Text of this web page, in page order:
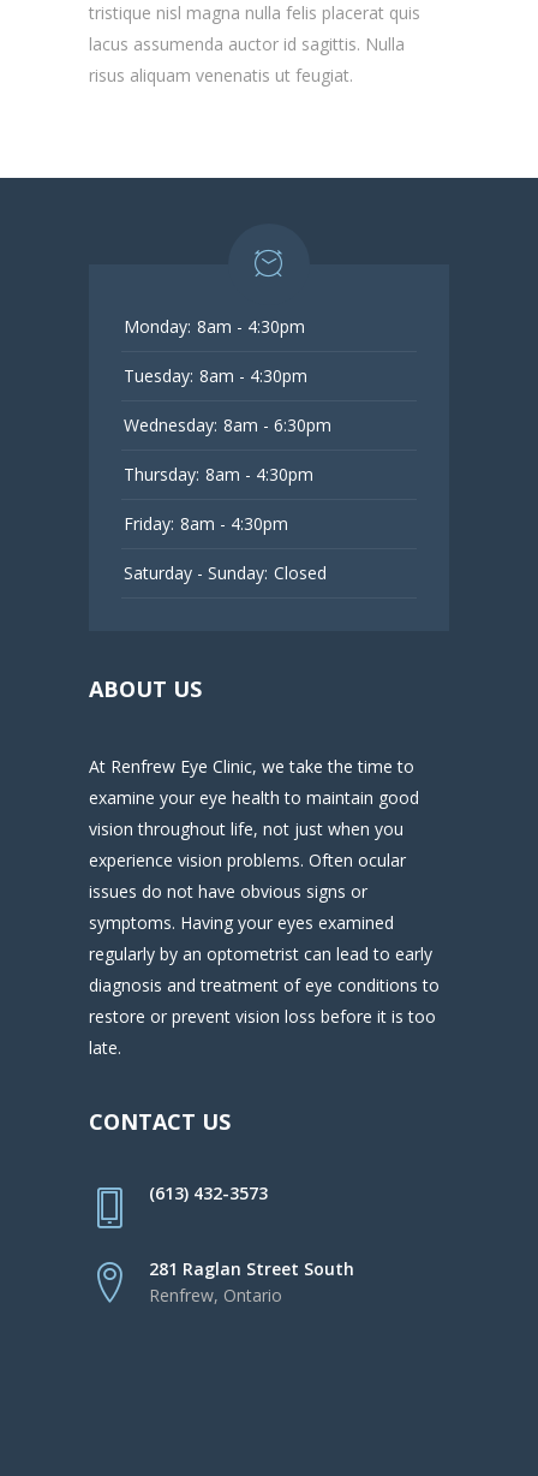
tristique nisl magna nulla felis placerat quis
lacus assumenda auctor id sagittis. Nulla
risus aliquam venenatis ut feugiat.
Monday: 8am - 4:30pm
Tuesday: 8am - 4:30pm
Wednesday: 8am - 6:30pm
Thursday: 8am - 4:30pm
Friday: 8am - 4:30pm
Saturday - Sunday: Closed
ABOUT US
At Renfrew Eye Clinic, we take the time to
examine your eye health to maintain good
vision throughout life, not just when you
experience vision problems. Often ocular
issues do not have obvious signs or
symptoms. Having your eyes examined
regularly by an optometrist can lead to early
diagnosis and treatment of eye conditions to
restore or prevent vision loss before it is too
late.
CONTACT US
(613) 432-3573
281 Raglan Street South
Renfrew, Ontario